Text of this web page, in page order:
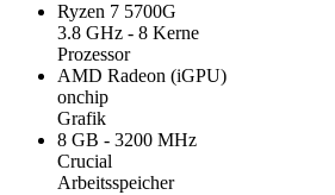
Ryzen 7 5700G
3.8 GHz - 8 Kerne
Prozessor
AMD Radeon (iGPU)
onchip
Grafik
8 GB - 3200 MHz
Crucial
Arbeitsspeicher